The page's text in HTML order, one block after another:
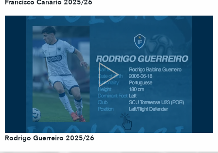
Francisco Canário 2025/26
Rodrigo Guerreiro 2025/26